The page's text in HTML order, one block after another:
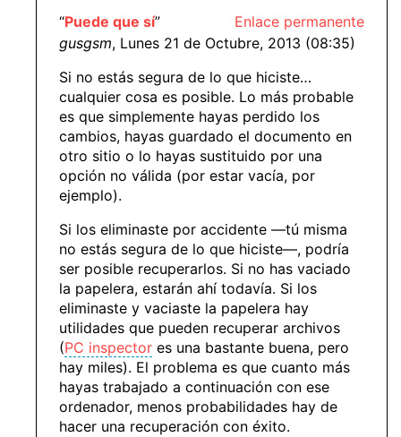
Enlace permanente
“Puede que sí”
gusgsm, Lunes 21 de Octubre, 2013 (08:35)
Si no estás segura de lo que hiciste…
cualquier cosa es posible. Lo más probable
es que simplemente hayas perdido los
cambios, hayas guardado el documento en
otro sitio o lo hayas sustituido por una
opción no válida (por estar vacía, por
ejemplo).
Si los eliminaste por accidente —tú misma
no estás segura de lo que hiciste—, podría
ser posible recuperarlos. Si no has vaciado
la papelera, estarán ahí todavía. Si los
eliminaste y vaciaste la papelera hay
utilidades que pueden recuperar archivos
(PC inspector es una bastante buena, pero
hay miles). El problema es que cuanto más
hayas trabajado a continuación con ese
ordenador, menos probabilidades hay de
hacer una recuperación con éxito.